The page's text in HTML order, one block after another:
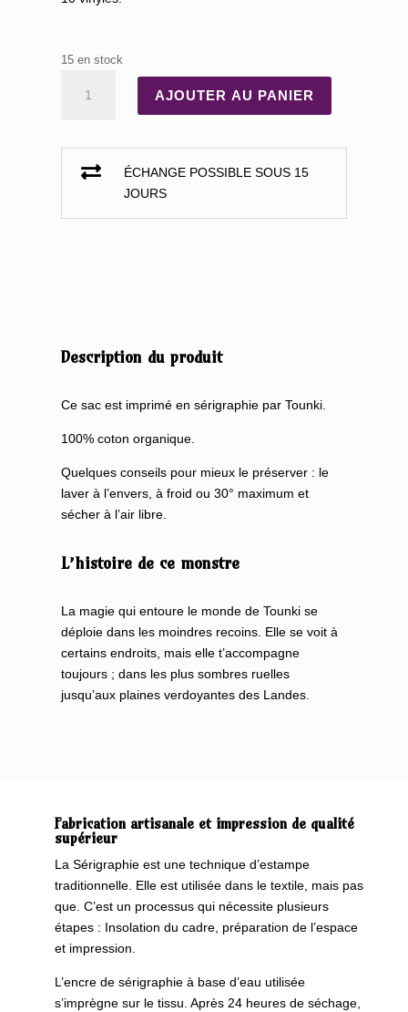
15 en stock
MAGIQUE
AJOUTER AU PANIER

ÉCHANGE POSSIBLE SOUS 15
JOURS
Description du produit
Ce sac est imprimé en sérigraphie par Tounki.
100% coton organique.
Quelques conseils pour mieux le préserver : le
laver à l’envers, à froid ou 30° maximum et
sécher à l’air libre.
L’histoire de ce monstre
La magie qui entoure le monde de Tounki se
déploie dans les moindres recoins. Elle se voit à
certains endroits, mais elle t’accompagne
toujours ; dans les plus sombres ruelles
jusqu’aux plaines verdoyantes des Landes.
Fabrication artisanale et impression de qualité
supérieur
La Sérigraphie est une technique d’estampe
traditionnelle. Elle est utilisée dans le textile, mais pas
que. C’est un processus qui nécessite plusieurs
étapes : Insolation du cadre, préparation de l’espace
et impression.
L’encre de sérigraphie à base d’eau utilisée
s’imprègne sur le tissu. Après 24 heures de séchage,